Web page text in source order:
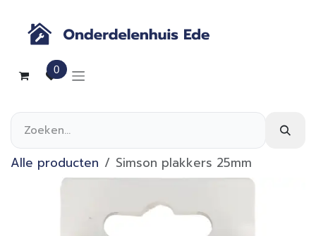
0
Alle producten Simson plakkers 25mm